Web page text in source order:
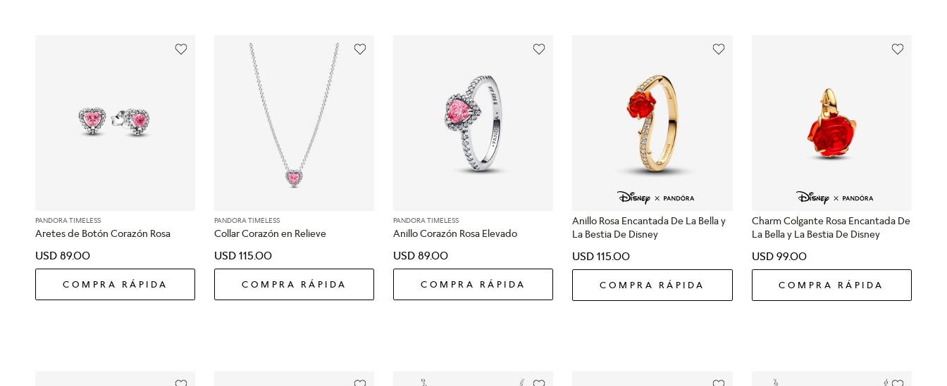
PANDORA TIMELESS
Aretes de Botón Corazón Rosa
USD 89.00
COMPRA RÁPIDA
PANDORA TIMELESS
Collar Corazón en Relieve
USD 115.00
COMPRA RÁPIDA
PANDORA TIMELESS
Anillo Corazón Rosa Elevado
USD 89.00
COMPRA RÁPIDA
Anillo Rosa Encantada De La Bella y
La Bestia De Disney
USD 115.00
COMPRA RÁPIDA
Charm Colgante Rosa Encantada De
La Bella y La Bestia De Disney
USD 99.00
COMPRA RÁPIDA